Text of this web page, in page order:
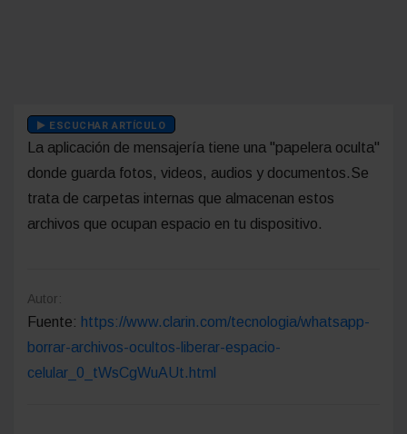
ESCUCHAR ARTÍCULO
La aplicación de mensajería tiene una "papelera oculta"
donde guarda fotos, videos, audios y documentos.Se
trata de carpetas internas que almacenan estos
archivos que ocupan espacio en tu dispositivo.
Autor:
Fuente: https://www.clarin.com/tecnologia/whatsapp-
borrar-archivos-ocultos-liberar-espacio-
celular_0_tWsCgWuAUt.html